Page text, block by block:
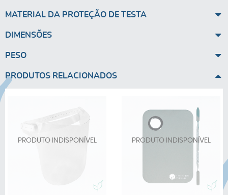
MATERIAL DA PROTEÇÃO DE TESTA
DIMENSÕES
PESO
PRODUTOS RELACIONADOS